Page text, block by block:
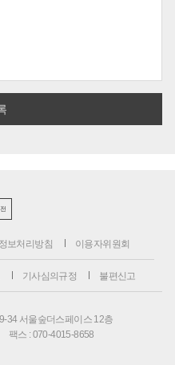
보처리방침 이용자위원회
기사심의규정 불편신고
34 서울숲더스페이스 12층
팩스 : 070-4015-8658